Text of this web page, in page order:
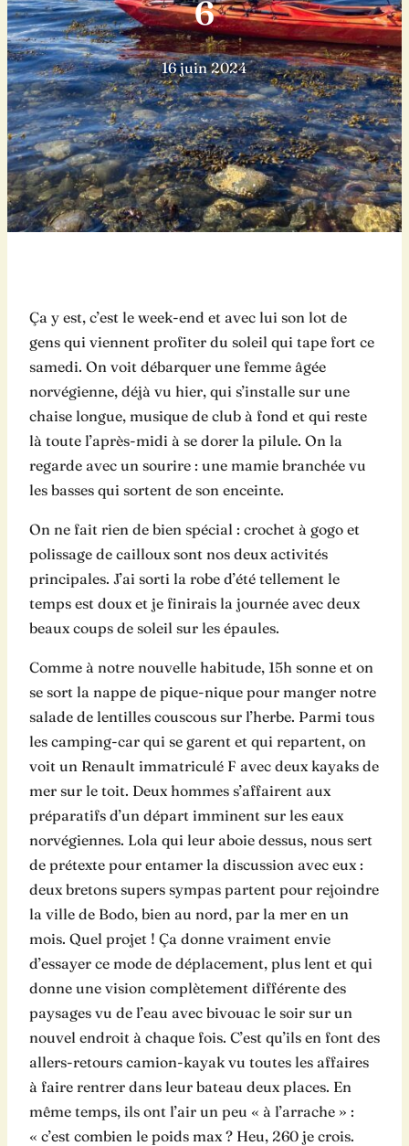
6
16 juin 2024
Ça y est, c’est le week-end et avec lui son lot de
gens qui viennent profiter du soleil qui tape fort ce
samedi. On voit débarquer une femme âgée
norvégienne, déjà vu hier, qui s’installe sur une
chaise longue, musique de club à fond et qui reste
là toute l’après-midi à se dorer la pilule. On la
regarde avec un sourire : une mamie branchée vu
les basses qui sortent de son enceinte.
On ne fait rien de bien spécial : crochet à gogo et
polissage de cailloux sont nos deux activités
principales. J’ai sorti la robe d’été tellement le
temps est doux et je finirais la journée avec deux
beaux coups de soleil sur les épaules.
Comme à notre nouvelle habitude, 15h sonne et on
se sort la nappe de pique-nique pour manger notre
salade de lentilles couscous sur l’herbe. Parmi tous
les camping-car qui se garent et qui repartent, on
voit un Renault immatriculé F avec deux kayaks de
mer sur le toit. Deux hommes s’affairent aux
préparatifs d’un départ imminent sur les eaux
norvégiennes. Lola qui leur aboie dessus, nous sert
de prétexte pour entamer la discussion avec eux :
deux bretons supers sympas partent pour rejoindre
la ville de Bodo, bien au nord, par la mer en un
mois. Quel projet ! Ça donne vraiment envie
d’essayer ce mode de déplacement, plus lent et qui
donne une vision complètement différente des
paysages vu de l’eau avec bivouac le soir sur un
nouvel endroit à chaque fois. C’est qu’ils en font des
allers-retours camion-kayak vu toutes les affaires
à faire rentrer dans leur bateau deux places. En
même temps, ils ont l’air un peu « à l’arrache » :
« c’est combien le poids max ? Heu, 260 je crois.